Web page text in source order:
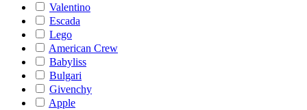
Valentino
Escada
Lego
American Crew
Babyliss
Bulgari
Givenchy
Apple